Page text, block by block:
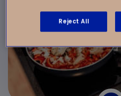
Reject All